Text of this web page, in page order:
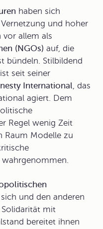
haben sich
und hoher
vor allem als
(NGOs) auf, die
bündeln. Stilbildend
seit seiner
International, das
agiert. Dem
Regel wenig Zeit
Raum Modelle zu
und den anderen
mit
bereitet ihnen